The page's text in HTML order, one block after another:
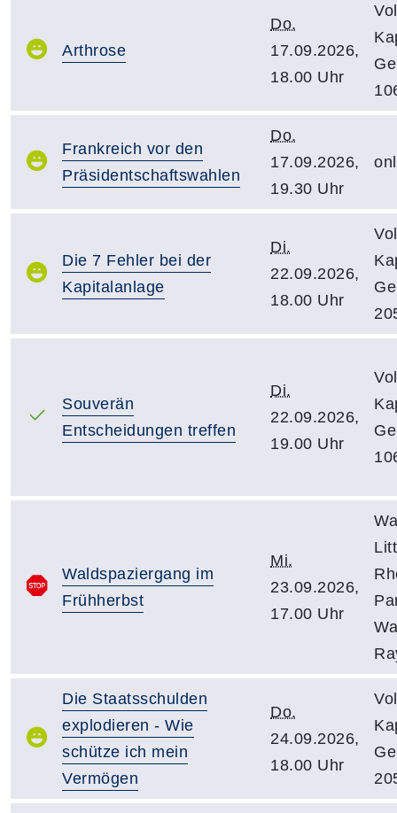
Arthrose
Do.
17.09.2026,
18.00 Uhr
Frankreich vor den
Präsidentschaftswahlen
Do.
17.09.2026,
19.30 Uhr
Die 7 Fehler bei der
Kapitalanlage
Di.
22.09.2026,
18.00 Uhr
Souverän
Entscheidungen treffen
Di.
22.09.2026,
19.00 Uhr
Waldspaziergang im
Frühherbst
Mi.
23.09.2026,
17.00 Uhr
Die Staatsschulden
explodieren - Wie
schütze ich mein
Vermögen
Do.
24.09.2026,
18.00 Uhr